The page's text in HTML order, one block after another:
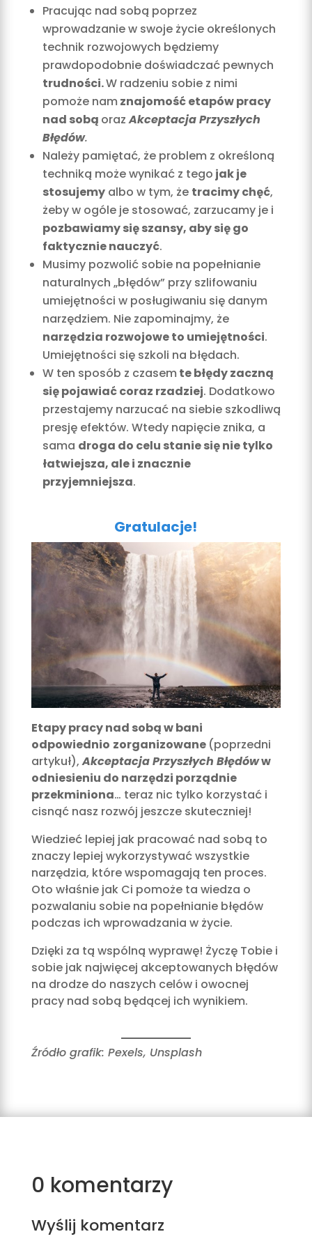
Pracując nad sobą poprzez
wprowadzanie w swoje życie określonych
technik rozwojowych będziemy
prawdopodobnie doświadczać pewnych
trudności.W radzeniu sobie z nimi
pomoże nam znajomość etapów pracy
nad sobą orazAkceptacja Przyszłych
Błędów.
Należy pamiętać, że problem z określoną
techniką może wynikać z tego jak je
stosujemyalbo w tym, że tracimy chęć,
żeby w ogóle je stosować, zarzucamy je i
pozbawiamy się szansy, aby się go
faktycznie nauczyć.
Musimy pozwolić sobie na popełnianie
naturalnych „błędów” przy szlifowaniu
umiejętności w posługiwaniu się danym
narzędziem. Nie zapominajmy, że
narzędzia rozwojowe to umiejętności.
Umiejętności się szkoli na błędach.
W ten sposób z czasem te błędy zaczną
się pojawiać coraz rzadziej. Dodatkowo
przestajemy narzucać na siebie szkodliwą
presję efektów. Wtedy napięcie znika, a
sama droga do celu stanie się nie tylko
łatwiejsza, ale i znacznie
przyjemniejsza.
Gratulacje!
Etapy pracy nad sobą w bani
odpowiednio zorganizowane (poprzedni
artykuł),Akceptacja Przyszłych Błędóww
odniesieniu do narzędzi porządnie
przekminiona… teraz nic tylko korzystać i
cisnąć nasz rozwój jeszcze skuteczniej!
Wiedzieć lepiej jak pracować nad sobą to
znaczy lepiej wykorzystywać wszystkie
narzędzia, które wspomagają ten proces.
Oto właśnie jak Ci pomoże ta wiedza o
pozwalaniu sobie na popełnianie błędów
podczas ich wprowadzania w życie.
Dzięki za tą wspólną wyprawę! Życzę Tobie i
sobie jak najwięcej akceptowanych błędów
na drodze do naszych celów i owocnej
pracy nad sobą będącej ich wynikiem.
Źródło grafik: Pexels, Unsplash
0 komentarzy
Wyślij komentarz